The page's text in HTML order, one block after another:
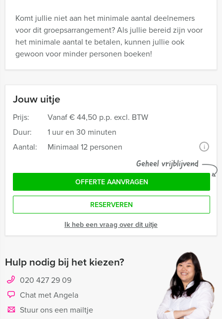
Jouw uitje
Prijs: Vanaf€ 44,50 p.p. excl. BTW
Duur:
1 uur en 30 minuten
Aantal:
Minimaal 12 personen i
Geheel vrijblijvend
OFFERTE AANVRAGEN
RESERVEREN
Ik heb een vraag over dit uitje
Hulp nodig bij het kiezen?
020 427 29 09
Chat met Angela
Stuur ons een mailtje
Komt jullie niet aan het minimale aantal deelnemers
voor dit groepsarrangement? Als jullie bereid zijn voor
het minimale aantal te betalen, kunnen jullie ook
gewoon voor minder personen boeken!